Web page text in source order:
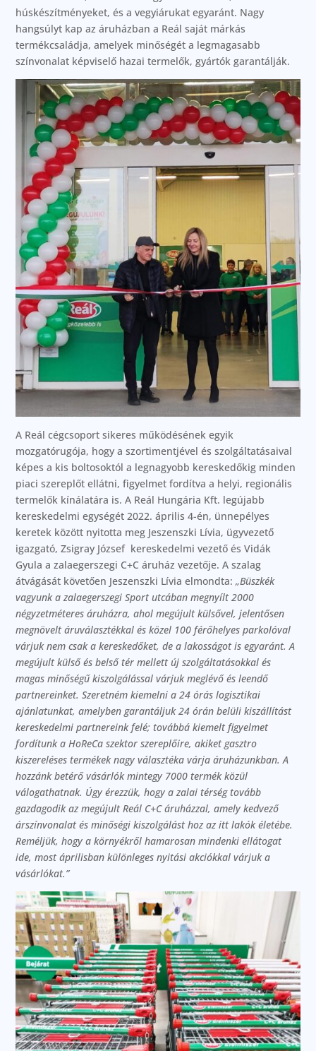
húskészítményeket, és a vegyiárukat egyaránt. Nagy
hangsúlyt kap az áruházban a Reál saját márkás
termékcsaládja, amelyek minőségét a legmagasabb
színvonalat képviselő hazai termelők, gyártók garantálják.
A Reál cégcsoport sikeres működésének egyik
mozgatórugója, hogy a szortimentjével és szolgáltatásaival
képes a kis boltosoktól a legnagyobb kereskedőkig minden
piaci szereplőt ellátni, figyelmet fordítva a helyi, regionális
termelők kínálatára is. A Reál Hungária Kft. legújabb
kereskedelmi egységét 2022. április 4-én, ünnepélyes
keretek között nyitotta meg Jeszenszki Lívia, ügyvezető
igazgató, Zsigray József kereskedelmi vezető és Vidák
Gyula a zalaegerszegi C+C áruház vezetője. A szalag
átvágását követően Jeszenszki Lívia elmondta:„Büszkék
vagyunk a zalaegerszegi Sport utcában megnyílt 2000
négyzetméteres áruházra, ahol megújult külsővel, jelentősen
megnövelt áruválasztékkal és közel 100 férőhelyes parkolóval
várjuk nem csak a kereskedőket, de a lakosságot is egyaránt. A
megújult külső és belső tér mellett új szolgáltatásokkal és
magas minőségű kiszolgálással várjuk meglévő és leendő
partnereinket. Szeretném kiemelni a 24 órás logisztikai
ajánlatunkat, amelyben garantáljuk 24 órán belüli kiszállítást
kereskedelmi partnereink felé; továbbá kiemelt figyelmet
fordítunk a HoReCa szektor szereplőire, akiket gasztro
kiszereléses termékek nagy választéka várja áruházunkban. A
hozzánk betérő vásárlók mintegy 7000 termék közül
válogathatnak. Úgy érezzük, hogy a zalai térség tovább
gazdagodik az megújult Reál C+C áruházzal, amely kedvező
árszínvonalat és minőségi kiszolgálást hoz az itt lakók életébe.
Reméljük, hogy a környékről hamarosan mindenki ellátogat
ide, most áprilisban különleges nyitási akciókkal várjuk a
vásárlókat.”